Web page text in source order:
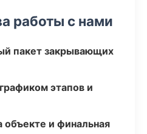
работы с нами
пакет закрывающих
этапов и
объекте и финальная